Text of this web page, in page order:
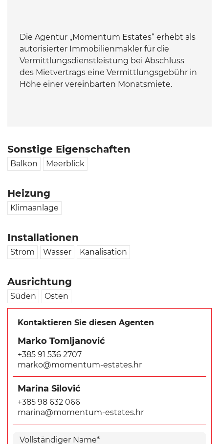
Die Agentur „Momentum Estates“ erhebt als
autorisierter Immobilienmakler für die
Vermittlungsdienstleistung bei Abschluss
des Mietvertrags eine Vermittlungsgebühr in
Höhe einer vereinbarten Monatsmiete.
Sonstige Eigenschaften
Balkon Meerblick
Heizung
Klimaanlage
Installationen
Strom Wasser Kanalisation
Ausrichtung
Süden Osten
Kontaktieren Sie diesen Agenten
Marko Tomljanović
+385 91 536 2707
marko@momentum-estates.hr
Marina Silović
+385 98 632 066
marina@momentum-estates.hr